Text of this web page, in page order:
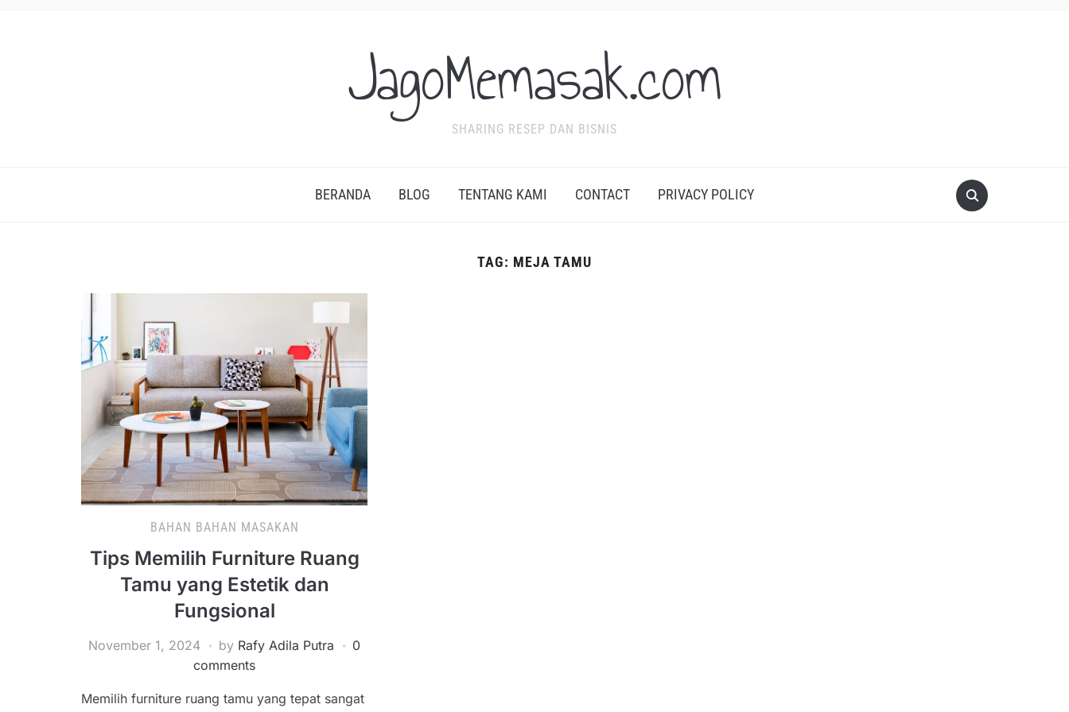
JagoMemasak.com
SHARING RESEP DAN BISNIS
BERANDA BLOG TENTANG KAMI CONTACT PRIVACY POLICY
TAG: MEJA TAMU
BAHAN BAHAN MASAKAN
Tips Memilih Furniture Ruang
Tamu yang Estetik dan
Fungsional
November 1, 2024 by Rafy Adila Putra
0
comments
Memilih furniture ruang tamu yang tepat sangat